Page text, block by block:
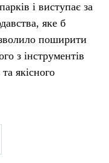
і виступає за
яке б
поширити
з інструментів
якісного